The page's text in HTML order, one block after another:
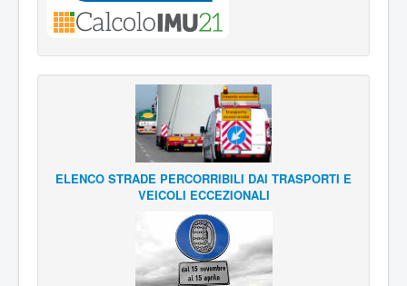
ELENCO STRADE PERCORRIBILI DAI TRASPORTI E
VEICOLI ECCEZIONALI